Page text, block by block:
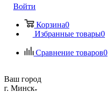
Войти
Корзина0
Избранные товары0
Сравнение товаров0
Ваш город
г. Минск